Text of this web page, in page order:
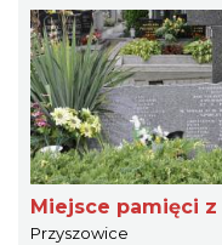
Miejsce pamięci
Przyszowice